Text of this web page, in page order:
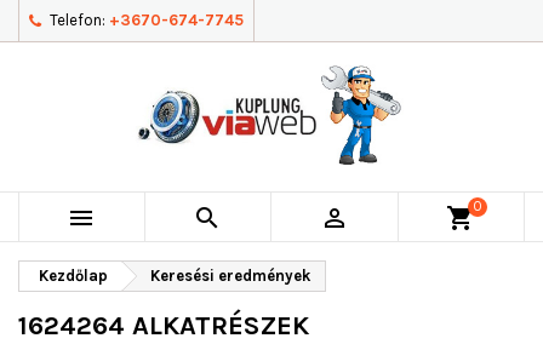
Telefon: +3670-674-7745
   shopping_cart0
Kezdőlap Keresési eredmények
1624264 ALKATRÉSZEK